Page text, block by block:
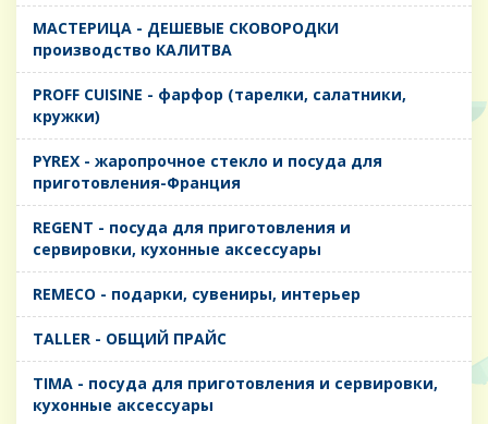
MАСТЕРИЦА - ДЕШЕВЫЕ СКОВОРОДКИ
производство КАЛИТВА
PROFF CUISINE - фарфор (тарелки, салатники,
кружки)
PYREX - жаропрочное стекло и посуда для
приготовления-Франция
REGENT - посуда для приготовления и
сервировки, кухонные аксессуары
REMECO - подарки, сувениры, интерьер
TALLER - ОБЩИЙ ПРАЙС
TIMA - посуда для приготовления и сервировки,
кухонные аксессуары